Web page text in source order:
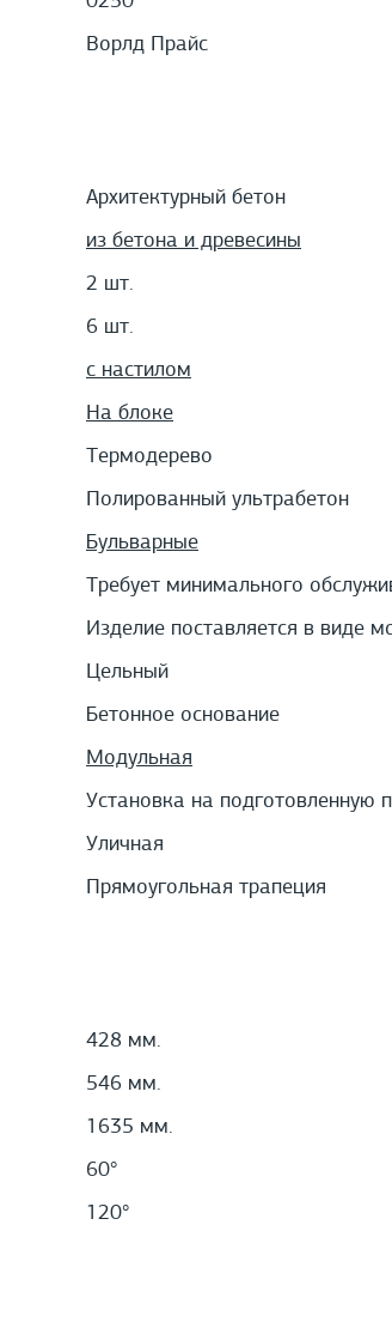
Ворлд Прайс
Архитектурный бетон
из бетона и древесины
2 шт.
6 шт.
с настилом
На блоке
Термодерево
Полированный ультрабетон
Бульварные
Требует минимального
Изделие поставляется в виде
Цельный
Бетонное основание
Модульная
Установка на подготовленную
Уличная
Прямоугольная трапеция
428 мм.
546 мм.
1635 мм.
60°
120°